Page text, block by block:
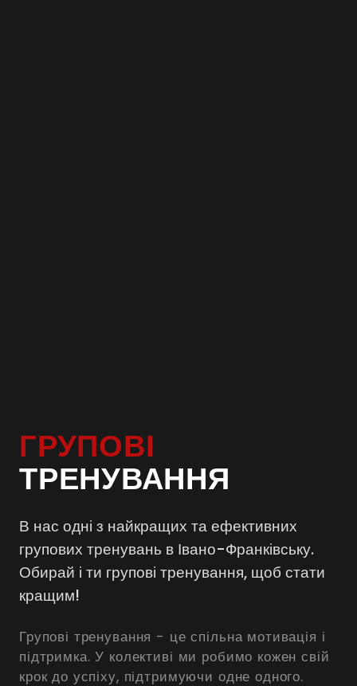
ГРУПОВІ
ТРЕНУВАННЯ
В нас одні з найкращих та ефективних
групових тренувань в Івано-Франківську.
Обирай і ти групові тренування, щоб стати
кращим!
Групові тренування - це спільна мотивація і
підтримка. У колективі ми робимо кожен свій
крок до успіху, підтримуючи одне одного.